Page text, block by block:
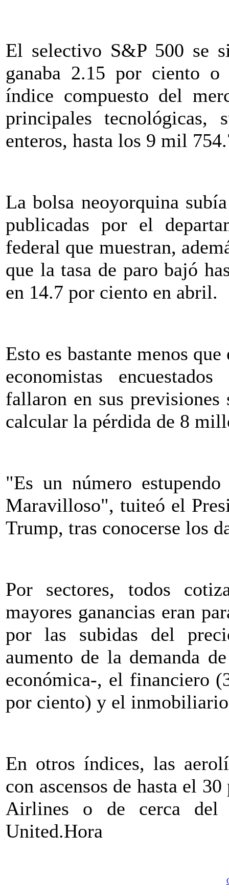
El selectivo S&P 500 se
ganaba 2.15 por ciento
índice compuesto del
principales
enteros, hasta los 9 mil
La bolsa neoyorquina
publicadas por el
federal que muestran,
que la tasa de paro bajó
en 14.7 por ciento en abril.
Esto es bastante menos
economistas
fallaron en sus previsiones
calcular la pérdida de 8
"Es un número
Maravilloso", tuiteó el
Trump, tras conocerse los
Por sectores, todos
mayores ganancias eran
por las subidas del
aumento de la demanda
económica-, el financiero
por ciento) y el
En otros índices, las
con ascensos de hasta el
Airlines o de cerca
United.Hora